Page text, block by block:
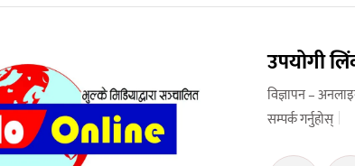
उपयोगी
विज्ञापन –
सम्पर्क गर्नुहोस्